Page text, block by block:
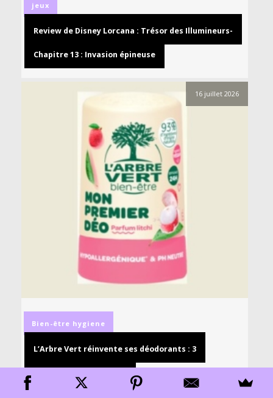
jeux
Review de Disney Lorcana : Trésor des Illumineurs-
Chapitre 13 : Invasion épineuse
16 juillet 2026
Bien-être hygiene
L’Arbre Vert réinvente ses déodorants : 3